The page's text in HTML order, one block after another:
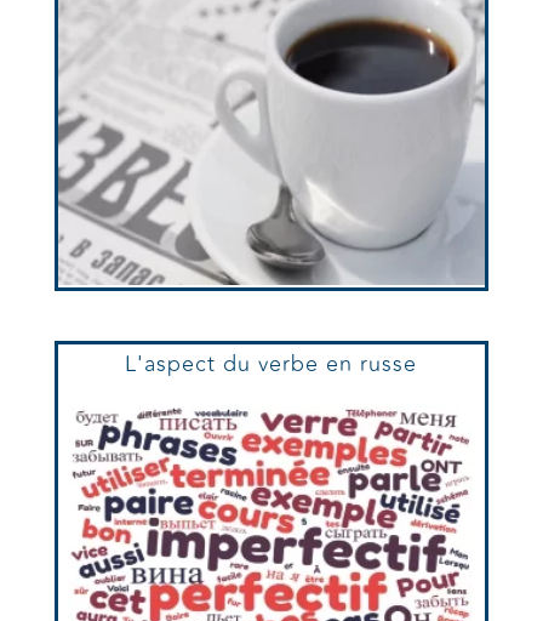
L'aspect du verbe en russe